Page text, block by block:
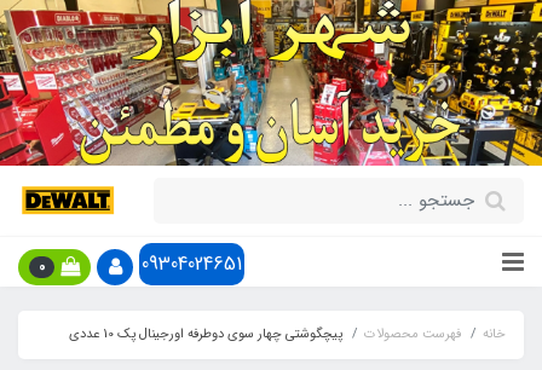
09304024651
0
خانه فهرست محصولات پیچگوشتی چهار سوی دوطرفه اورجينال پک 10 عددی